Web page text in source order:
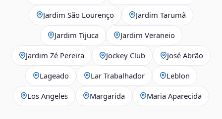
Jardim São Lourenço Jardim Tarumã
Jardim Tijuca Jardim Veraneio
Jardim Zé Pereira Jockey Club José Abrão
Lageado Lar Trabalhador Leblon
Los Angeles Margarida Maria Aparecida